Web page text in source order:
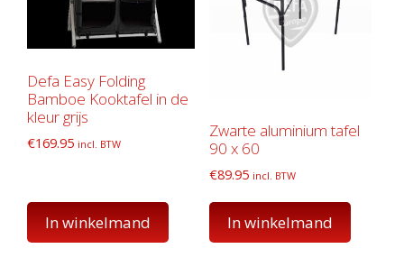
Defa Easy Folding
Bamboe Kooktafel in de
kleur grijs
€169.95 incl. BTW
In winkelmand
Zwarte aluminium tafel
90 x 60
€89.95 incl. BTW
In winkelmand